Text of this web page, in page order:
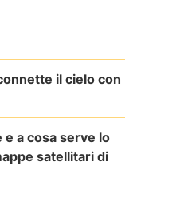
il cielo con
e a cosa serve lo
satellitari di